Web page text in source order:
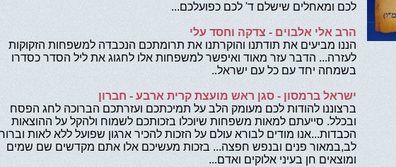
לכם ומאחלים שישלם ד' לכם כפועלכם...
הרב אלי אלבוים - צדקה וחסד עלי
הננו מביעים את תודתנו והוקרתנו את תרומתכם הנכבדה למשפחות הזקוקות
לעזרה... הדבר עזר מאוד ואיפשר למשפחות אלו לחגוג את ליל הסדר כסדרו
בשמחה יחד עם כל עם ישראל..
ישראל ברמסון - סגן ראש מועצת קרית ארבע - חברון
ברצוננו להודות לכם מעומק הלב על תמיכתכם ועזרתכם הברוכה לחג הפסח
ובכלל. סייעתם למאות משפחות שיוכלו בזכותכם לשמוח ולהקל על ההוצאות
הכבדות...אנו מודים לבורא עולם על הזכות להכיר ארגון שפועל ללא לאות
לב,במאור פנים ובנפש חפצה... בזכות מעשיכם אלו אתם מקדשים שם שמים
ומוצאים חן בעיני אלוקים ואדם...